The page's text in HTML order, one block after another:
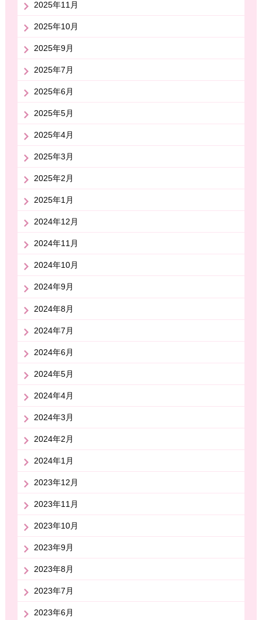
2025年11月
2025年10月
2025年9月
2025年7月
2025年6月
2025年5月
2025年4月
2025年3月
2025年2月
2025年1月
2024年12月
2024年11月
2024年10月
2024年9月
2024年8月
2024年7月
2024年6月
2024年5月
2024年4月
2024年3月
2024年2月
2024年1月
2023年12月
2023年11月
2023年10月
2023年9月
2023年8月
2023年7月
2023年6月